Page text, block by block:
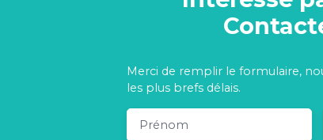
Merci de remplir le formulaire,
les plus brefs délais.
Prénom